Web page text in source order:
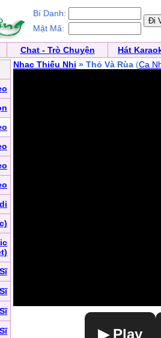
Bí Danh:
Mật Mã:
Chat - Trò Chuyện
Hát
Nhạc Thiếu Nhi » Thỏ Và Rùa (Ca
▶ Play